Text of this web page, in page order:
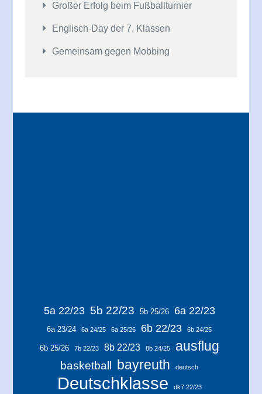
Großer Erfolg beim Fußballturnier
Englisch-Day der 7. Klassen
Gemeinsam gegen Mobbing
5a 22/23 5b 22/23 5b 25/26 6a 22/23
6a 23/24 6a 24/25 6a 25/26 6b 22/23 6b 24/25
6b 25/26 7b 22/23 8b 22/23 8b 24/25 ausflug
basketball bayreuth deutsch
Deutschklasse dk7 22/23